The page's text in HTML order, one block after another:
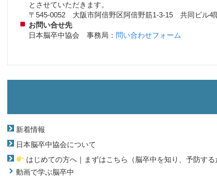
とさせていただきます。
〒545-0052 大阪市阿倍野区阿倍野筋1-3-15 共同ビル
お問い合せ先
日本脳卒中協会 事務局： 問い合わせフォーム
新着情報
日本脳卒中協会について
はじめての方へ｜まずはこちら（脳卒中を知り、予防す
動画で学ぶ脳卒中